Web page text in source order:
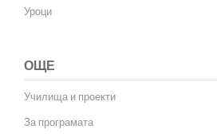
Уроци
ОЩЕ
Училища и проекти
За програмата